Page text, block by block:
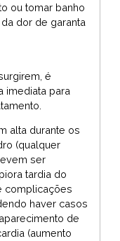
ou tomar banho
dor de garanta
é
imediata para
alta durante os
(qualquer
ser
tardia do
complicações
haver casos
de
(aumento